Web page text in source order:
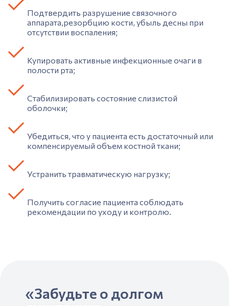
Подтвердить разрушение связочного
аппарата,резорбцию кости, убыль десны при
отсутствии воспаления;
Купировать активные инфекционные очаги в
полости рта;
Стабилизировать состояние слизистой
оболочки;
Убедиться, что у пациента есть достаточный или
компенсируемый объем костной ткани;
Устранить травматическую нагрузку;
Получить согласие пациента соблюдать
рекомендации по уходу и контролю.
«Забудьте о долгом